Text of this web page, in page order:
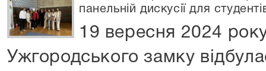
панельній дискусії для
19 вересня 2024
Ужгородського замку